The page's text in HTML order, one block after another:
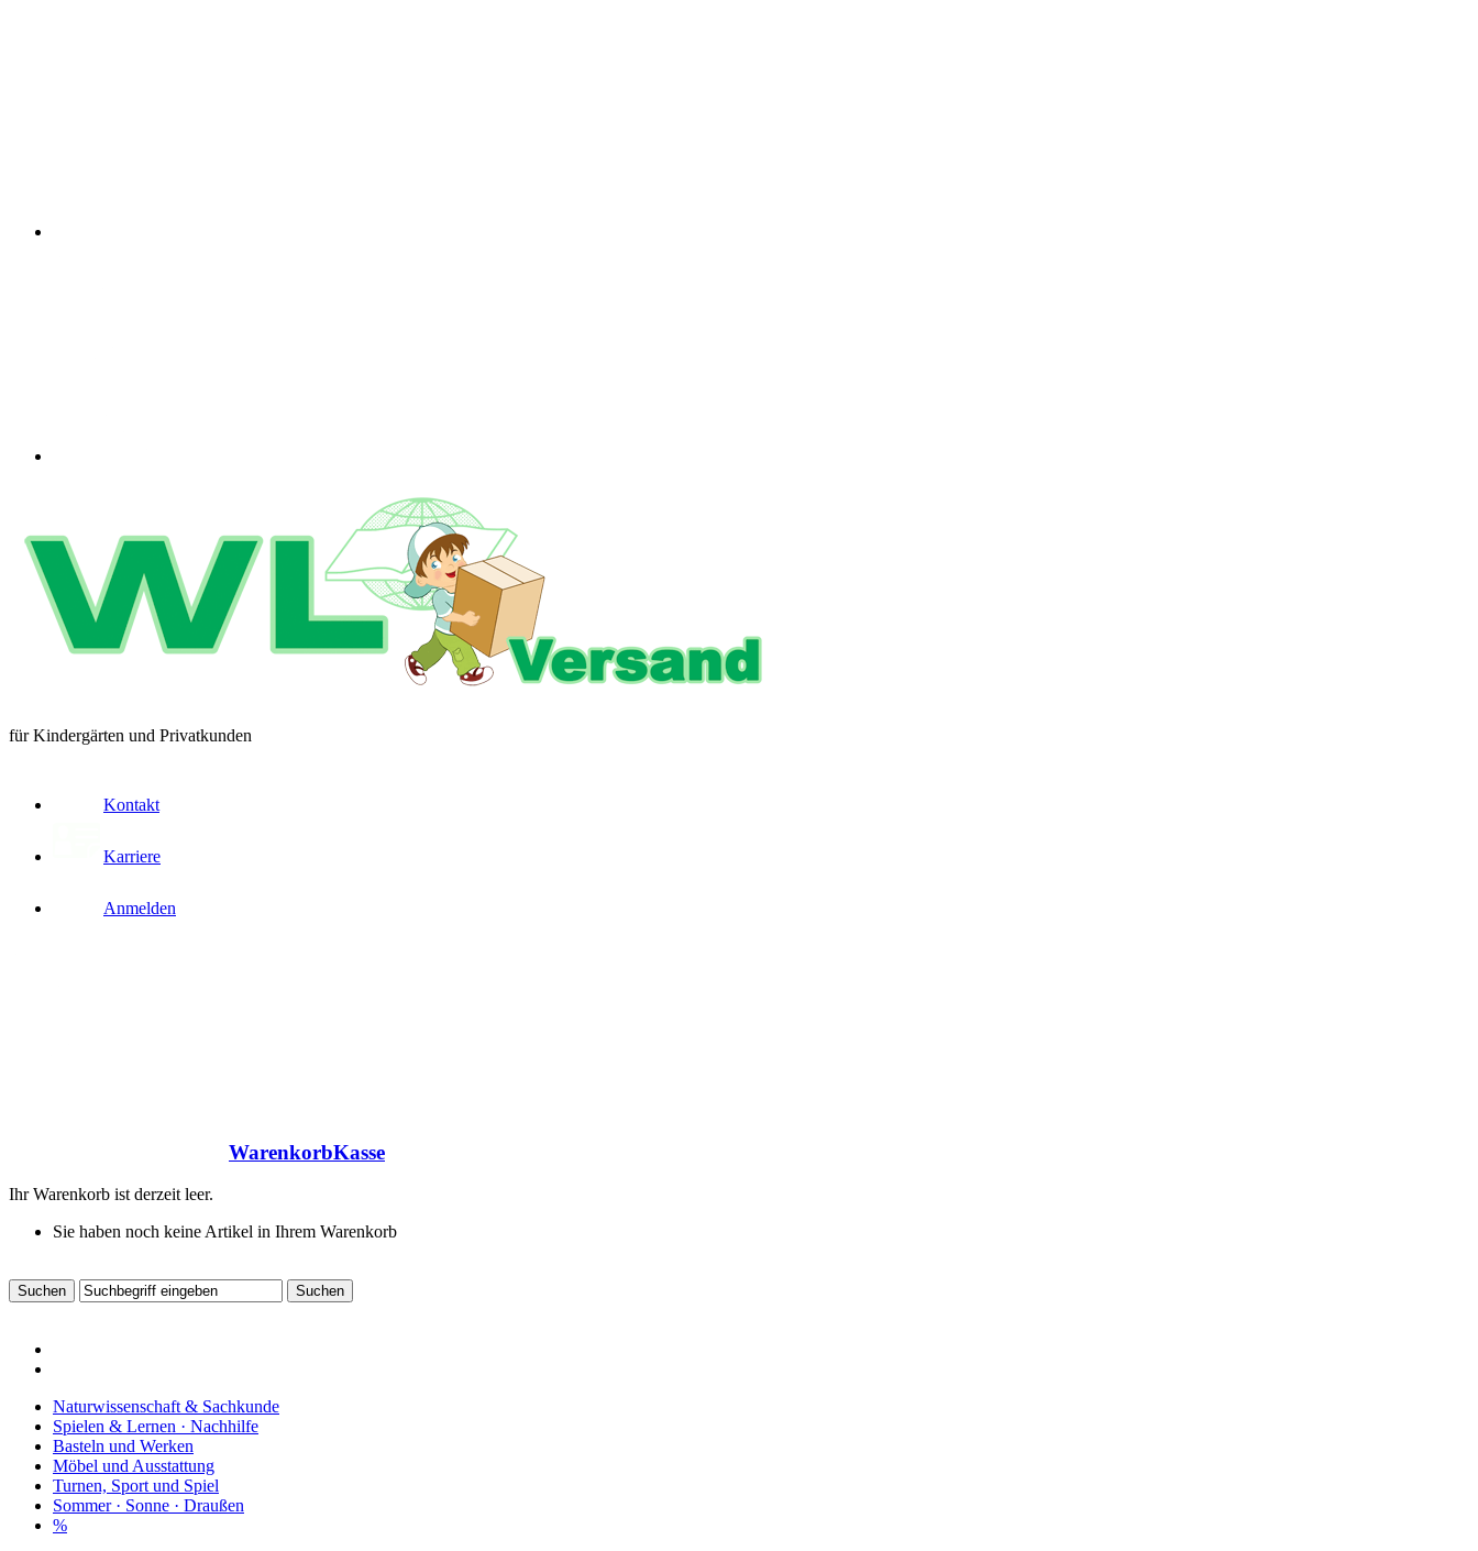
für Kindergärten und Privatkunden
Kontakt
Karriere
Anmelden
WarenkorbKasse
Ihr Warenkorb ist derzeit leer.
Sie haben noch keine Artikel in Ihrem Warenkorb
Naturwissenschaft & Sachkunde
Spielen & Lernen · Nachhilfe
Basteln und Werken
Möbel und Ausstattung
Turnen, Sport und Spiel
Sommer · Sonne · Draußen
%